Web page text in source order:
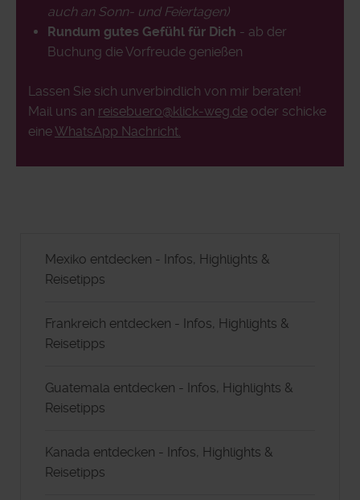
auch an Sonn- und Feiertagen)
Rundum gutes Gefühl für Dich - ab der
Buchung die Vorfreude genießen
Lassen Sie sich unverbindlich von mir beraten!
Mail uns an reisebuero@klick-weg.de oder schicke
eineWhatsApp Nachricht.
Mexiko entdecken - Infos, Highlights &
Reisetipps
Frankreich entdecken - Infos, Highlights &
Reisetipps
Guatemala entdecken - Infos, Highlights &
Reisetipps
Kanada entdecken - Infos, Highlights &
Reisetipps